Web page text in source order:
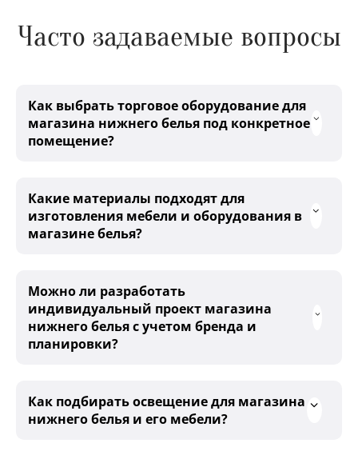
Часто задаваемые вопросы
Как выбрать торговое оборудование для
магазина нижнего белья под конкретное
помещение?
Какие материалы подходят для
изготовления мебели и оборудования в
магазине белья?
Можно ли разработать
индивидуальный проект магазина
нижнего белья с учетом бренда и
планировки?
Как подбирать освещение для магазина
нижнего белья и его мебели?